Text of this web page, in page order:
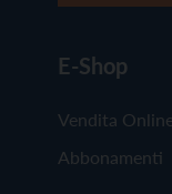
E-Shop
Vendita
Abbonamenti